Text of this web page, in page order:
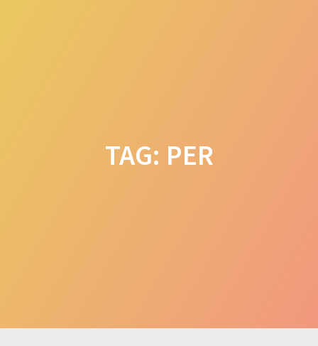
TAG: PER